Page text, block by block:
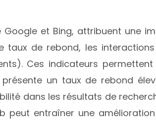
et Bing, attribuent une
taux de rebond, les
Ces indicateurs
un taux de rebond
dans les résultats de
peut entraîner une